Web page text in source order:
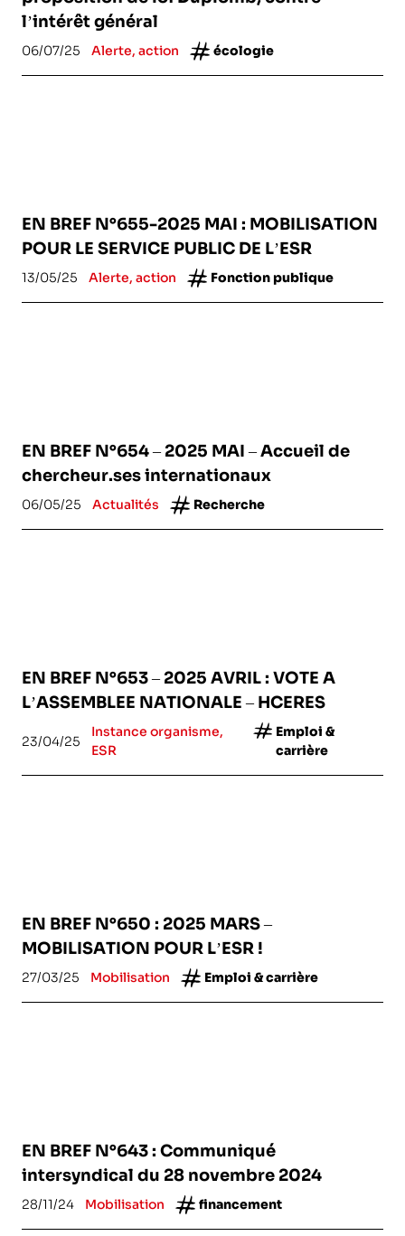
l’intérêt général
06/07/25 Alerte, action écologie
EN BREF N°655-2025 MAI : MOBILISATION
POUR LE SERVICE PUBLIC DE L’ESR
13/05/25 Alerte, action Fonction publique
EN BREF N°654 – 2025 MAI – Accueil de
chercheur.ses internationaux
06/05/25 Actualités Recherche
EN BREF N°653 – 2025 AVRIL : VOTE A
L’ASSEMBLEE NATIONALE – HCERES
23/04/25
Instance organisme,
ESR
Emploi &
carrière
EN BREF N°650 : 2025 MARS –
MOBILISATION POUR L’ESR !
27/03/25 Mobilisation Emploi & carrière
EN BREF N°643 : Communiqué
intersyndical du 28 novembre 2024
28/11/24 Mobilisation financement